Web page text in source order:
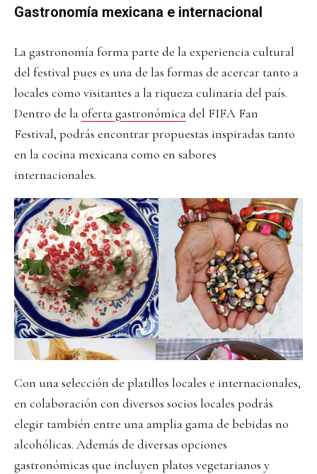
Gastronomía mexicana e internacional
La gastronomía forma parte de la experiencia cultural
del festival pues es una de las formas de acercar tanto a
locales como visitantes a la riqueza culinaria del país.
Dentro de laoferta gastronómicadel FIFA Fan
Festival, podrás encontrar propuestas inspiradas tanto
en la cocina mexicana como en sabores
internacionales.
Con una selección de platillos locales e internacionales,
en colaboración con diversos socios locales podrás
elegir también entre una amplia gama de bebidas no
alcohólicas. Además de diversas opciones
gastronómicas que incluyen platos vegetarianos y